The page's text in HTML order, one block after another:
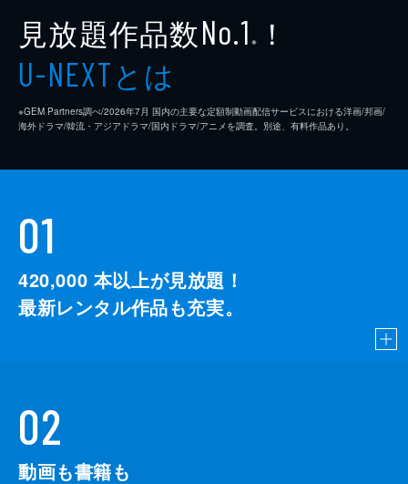
見放題作品数No.1 ※ ！
U-NEXTとは
※GEM Partners調べ/2026年7⽉ 国内の主要な定額制動画配信サービスにおける洋画/邦画/
海外ドラマ/韓流・アジアドラマ/国内ドラマ/アニメを調査。別途、有料作品あり。
01
420,000 本以上が見放題！
最新レンタル作品も充実。
02
動画も書籍も